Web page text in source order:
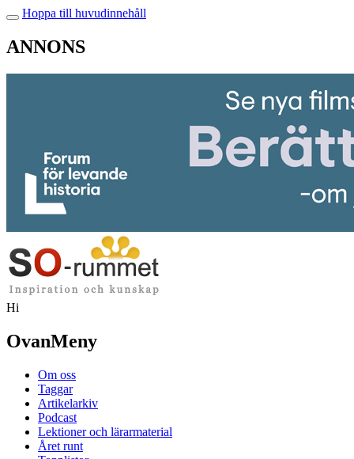
Hoppa till huvudinnehåll
ANNONS
Hi
OvanMeny
Om oss
Taggar
Artikelarkiv
Podcast
Lektioner och lärarmaterial
Året runt